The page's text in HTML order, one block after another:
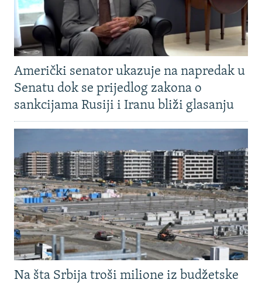
Američki senator ukazuje na napredak u
Senatu dok se prijedlog zakona o
sankcijama Rusiji i Iranu bliži glasanju
Na šta Srbija troši milione iz budžetske